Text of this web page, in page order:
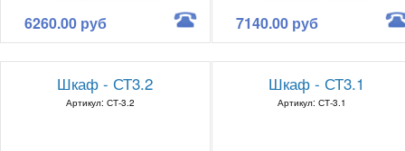
6260.00 руб 7140.00 руб
Шкаф - СТ3.2
Артикул: СТ-3.2
Шкаф - СТ3.1
Артикул: СТ-3.1